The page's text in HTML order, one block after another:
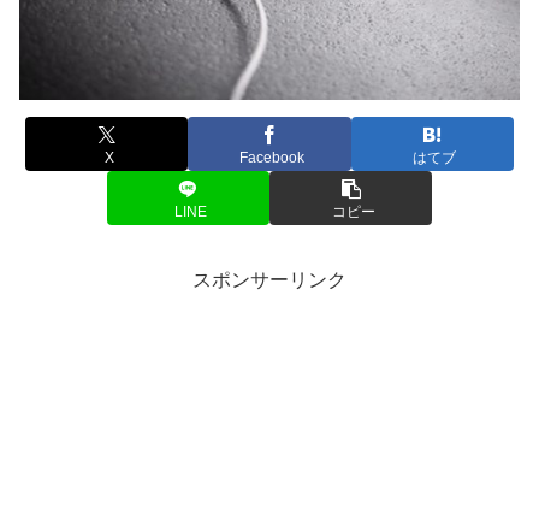
X Facebook はてブ
LINE コピー
スポンサーリンク